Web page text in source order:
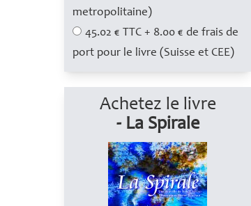
metropolitaine)
45.02 € TTC + 8.00 € de frais de
port pour le livre (Suisse et CEE)
Achetez le livre
- La Spirale